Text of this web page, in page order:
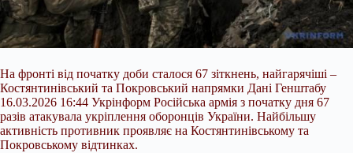
На фронті від початку доби сталося 67 зіткнень, найгарячіші –
Костянтинівський та Покровський напрямки Дані Генштабу
16.03.2026 16:44 Укрінформ Російська армія з початку дня 67
разів атакувала укріплення оборонців України. Найбільшу
активність противник проявляє на Костянтинівському та
Покровському відтинках.